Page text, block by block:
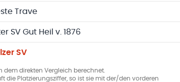
Trave
SV Gut Heil v. 1876
SV
dem direkten Vergleich berechnet.
die Platzierungsziffer, so ist sie mit der/den vorderen